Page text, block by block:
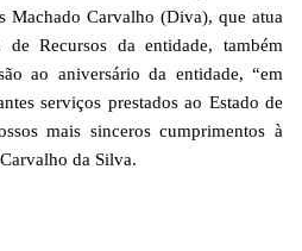
Machado Carvalho (Diva), que atua
Recursos da entidade, também
ao aniversário da entidade, “em
serviços prestados ao Estado de
mais sinceros cumprimentos à
da Silva.